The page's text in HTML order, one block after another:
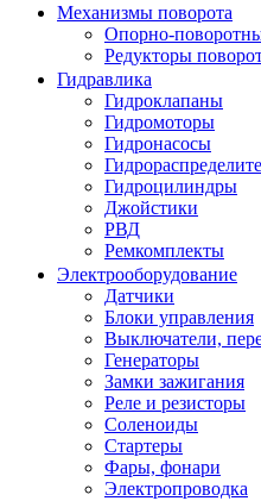
Механизмы поворота
Опорно-
Редукторы
Гидравлика
Гидроклапаны
Гидромоторы
Гидронасосы
Гидроцилиндры
Джойстики
РВД
Ремкомплекты
Электрооборудование
Датчики
Блоки управления
Выключатели,
Генераторы
Замки зажигания
Реле и резисторы
Соленоиды
Стартеры
Фары, фонари
Электропроводка